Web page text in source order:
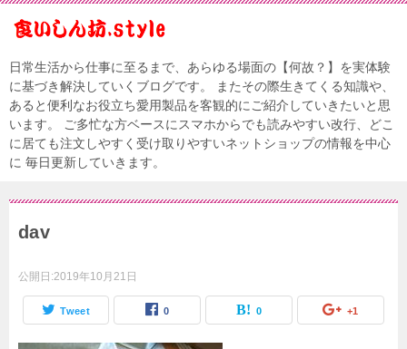
日常生活から仕事に至るまで、あらゆる場面の【何故？】を実体験
に基づき解決していくブログです。 またその際生きてくる知識や、
あると便利なお役立ち愛用製品を客観的にご紹介していきたいと思
います。 ご多忙な方ベースにスマホからでも読みやすい改行、どこ
に居ても注文しやすく受け取りやすいネットショップの情報を中心
に 毎日更新していきます。
dav
公開日:2019年10月21日
Tweet 0 0 +1